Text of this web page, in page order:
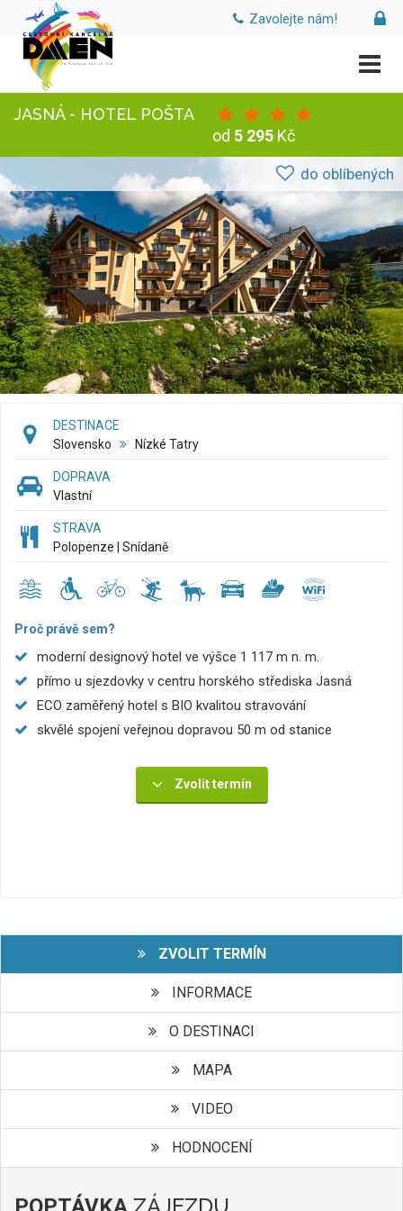
Zavolejte nám!
JASNÁ - HOTEL POŠTA
od 5 295 Kč
do oblíbených
DESTINACE
Slovensko
Nízké Tatry
DOPRAVA
Vlastní
STRAVA
Polopenze | Snídaně
Proč právě sem?
moderní designový hotel ve výšce 1 117 m n. m.
přímo u sjezdovky v centru horského střediska Jasná
ECO zaměřený hotel s BIO kvalitou stravování
skvělé spojení veřejnou dopravou 50 m od stanice
Zvolit termín
ZVOLIT TERMÍN
INFORMACE
O DESTINACI
MAPA
VIDEO
HODNOCENÍ